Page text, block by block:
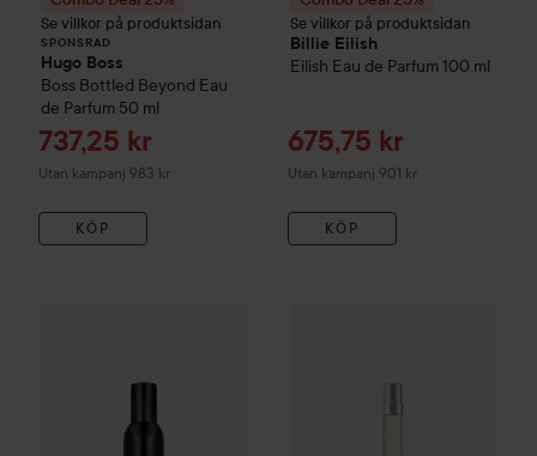
Se villkor på produktsidan
SPONSRAD
Hugo Boss
Boss Bottled Beyond Eau
de Parfum 50 ml
Reapris
737,25 kr
Utan kampanj 983 kr
KÖP
Se villkor på produktsidan
Billie Eilish
Eilish Eau de Parfum 100 ml
Reapris
675,75 kr
Utan kampanj 901 kr
KÖP